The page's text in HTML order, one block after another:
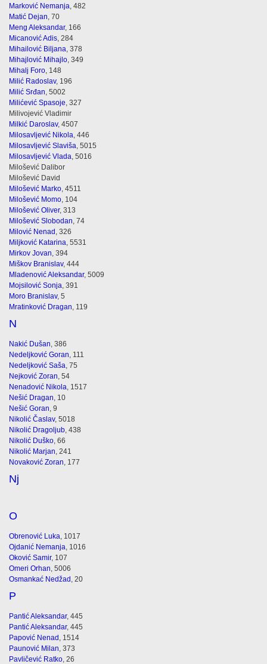
Marković Nemanja, 482
Matić Dejan, 70
Meng Aleksandar, 166
Micanović Adis, 284
Mihailović Biljana, 378
Mihajlović Mihajlo, 349
Mihalj Foro, 148
Milić Radoslav, 196
Milić Srđan, 5002
Milićević Spasoje, 327
Milivojević Vladimir
Milkić Daroslav, 4507
Milosavljević Nikola, 446
Milosavljević Slaviša, 5015
Milosavljević Vlada, 5016
Milošević Dalibor
Milošević David
Milošević Marko, 4511
Milošević Momo, 104
Milošević Oliver, 313
Milošević Slobodan, 74
Milović Nenad , 326
Miljković Katarina, 5531
Mirkov Jovan, 394
Miškov Branislav, 444
Mladenović Aleksandar, 5009
Mojsilović Sonja, 391
Moro Branislav, 5
Mratinković Dragan, 119
N
Nakić Dušan, 386
Nedeljković Goran, 111
Nedeljković Saša, 75
Nejković Zoran, 54
Nenadović Nikola, 1517
Nešić Dragan, 10
Nešić Goran, 9
Nikolić Časlav, 5018
Nikolić Dragoljub, 438
Nikolić Duško, 66
Nikolić Marjan, 241
Novaković Zoran, 177
Nj
O
Obrenović Luka, 1017
Ojdanić Nemanja, 1016
Oković Samir, 107
Omeri Orhan, 5006
Osmankać Nedžad , 20
P
Pantić Aleksandar, 445
Pantić Aleksandar, 445
Papović Nenad , 1514
Paunović Milan, 373
Pavličević Ratko, 26